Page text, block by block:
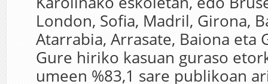
London, Sofia, Madril, Girona,
Atarrabia, Arrasate, Baiona eta
Gure hiriko kasuan guraso
umeen %83,1 sare publikoan